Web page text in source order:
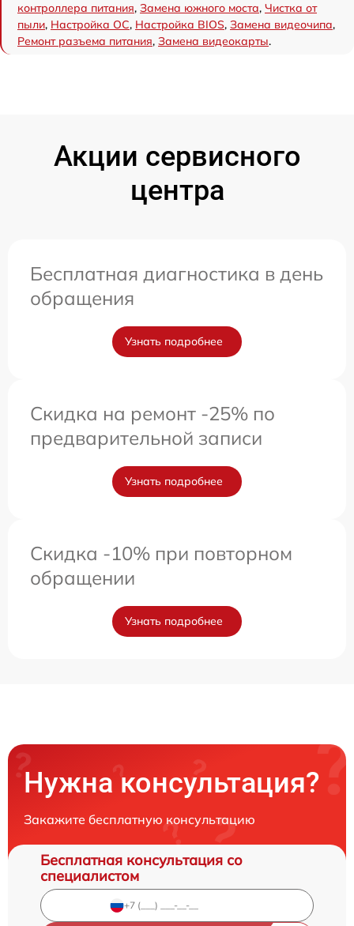
контроллера питания, Замена южного моста, Чистка от
пыли, Настройка ОС, Настройка BIOS, Замена видеочипа,
Ремонт разъема питания, Замена видеокарты.
Акции сервисного
центра
Бесплатная диагностика в день
обращения
Узнать подробнее
Скидка на ремонт -25% по
предварительной записи
Узнать подробнее
Скидка -10% при повторном
обращении
Узнать подробнее
Нужна консультация?
Закажите бесплатную консультацию
Бесплатная консультация со
специалистом